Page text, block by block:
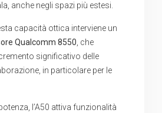
anche negli spazi più estesi.
capacità ottica interviene un
Qualcomm 8550, che
significativo delle
in particolare per le
l’A50 attiva funzionalità